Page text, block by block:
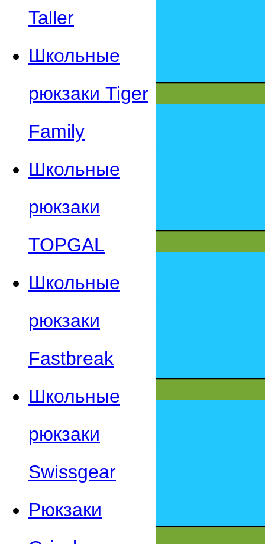
Taller
Школьные
рюкзаки Tiger
Family
Школьные
рюкзаки
TOPGAL
Школьные
рюкзаки
Fastbreak
Школьные
рюкзаки
Swissgear
Рюкзаки